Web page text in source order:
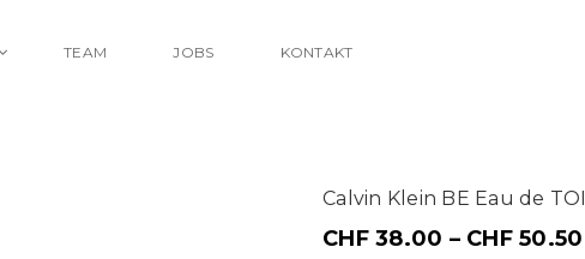
TEAM JOBS KONTAKT
Calvin Klein BE Eau de
CHF38.00 – CHF50.50